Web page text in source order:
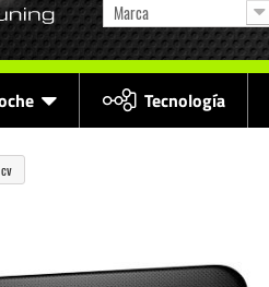
Marca
Tecnología